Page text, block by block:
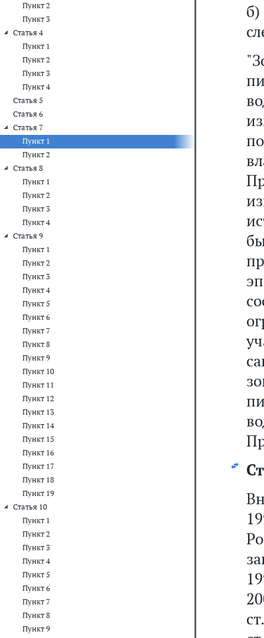
Пункт 2
Пункт 3
Статья 4
Пункт 1
Пункт 2
Пункт 3
Пункт 4
Статья 5
Статья 6
Статья 7
Пункт 1
Пункт 2
Статья 8
Пункт 1
Пункт 2
Пункт 3
Пункт 4
Статья 9
Пункт 1
Пункт 2
Пункт 3
Пункт 4
Пункт 5
Пункт 6
Пункт 7
Пункт 8
Пункт 9
Пункт 10
Пункт 11
Пункт 12
Пункт 13
Пункт 14
Пункт 15
Пункт 16
Пункт 17
Пункт 18
Пункт 19
Статья 10
Пункт 1
Пункт 2
Пункт 3
Пункт 4
Пункт 5
Пункт 6
Пункт 7
Пункт 8
Пункт 9